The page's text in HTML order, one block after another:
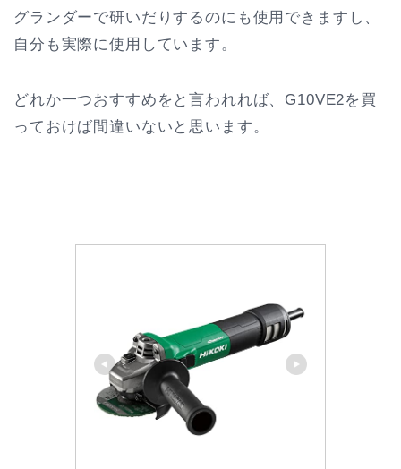
グランダーで研いだりするのにも使用できますし、
自分も実際に使用しています。
どれか一つおすすめをと言われれば、G10VE2を買
っておけば間違いないと思います。